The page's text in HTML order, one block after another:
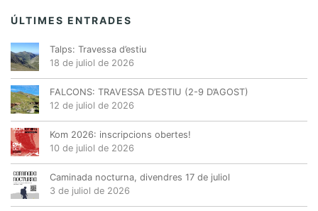
ÚLTIMES ENTRADES
Talps: Travessa d’estiu
18 de juliol de 2026
FALCONS: TRAVESSA D’ESTIU (2-9 D’AGOST)
12 de juliol de 2026
Kom 2026: inscripcions obertes!
10 de juliol de 2026
Caminada nocturna, divendres 17 de juliol
3 de juliol de 2026